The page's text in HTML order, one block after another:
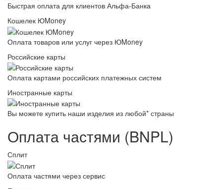
Быстрая оплата для клиентов Альфа-Банка
Кошелек ЮMoney
Оплата товаров или услуг через ЮMoney
Российские карты
Оплата картами российских платежных систем
Иностранные карты
Вы можете купить наши изделия из любой* страны
Оплата частями (BNPL)
Сплит
Оплата частями через сервис